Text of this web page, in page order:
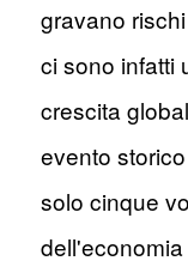
gravano
ci sono infatti
crescita
evento
solo cinque